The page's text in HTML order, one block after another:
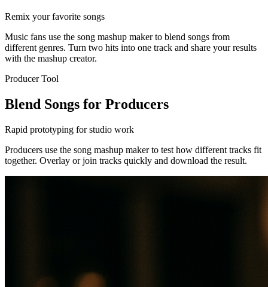
Remix your favorite songs
Music fans use the song mashup maker to blend songs from
different genres. Turn two hits into one track and share your results
with the mashup creator.
Producer Tool
Blend Songs for Producers
Rapid prototyping for studio work
Producers use the song mashup maker to test how different tracks fit
together. Overlay or join tracks quickly and download the result.